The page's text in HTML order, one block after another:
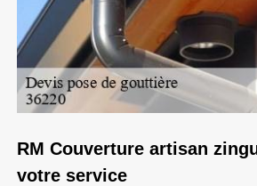
RM Couverture artisan
votre service